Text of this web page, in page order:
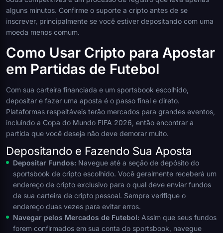
alguns minutos. Confirme o suporte a cripto antes de se
inscrever, principalmente se você estiver depositando com uma
moeda menos comum.
Como Usar Cripto para Apostar
em Partidas de Futebol
Com sua carteira financiada e um sportsbook escolhido,
depositar e fazer uma aposta é o passo final e direto.
Plataformas respeitáveis terão mercados para grandes eventos,
incluindo a Copa do Mundo FIFA 2026, então encontrar a
partida que você deseja não deve demorar muito.
Depositando e Fazendo Sua Aposta
Depositar Fundos: Navegue até a seção de depósito do
sportsbook de cripto escolhido. Você geralmente receberá um
endereço de cripto exclusivo para o qual deve enviar fundos
de sua carteira de cripto pessoal. Sempre verifique o
endereço duas vezes para evitar erros.
Navegar pelos Mercados de Futebol: Assim que seus fundos
forem confirmados em sua conta do sportsbook, navegue